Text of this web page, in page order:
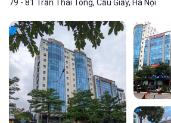
79 - 81 Trần Thái Tông, Cầu Giấy, Hà Nội